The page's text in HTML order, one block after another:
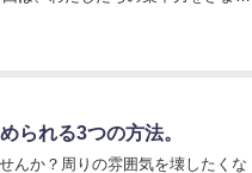
られる3つの方法。
んか？周りの雰囲気を壊したくな